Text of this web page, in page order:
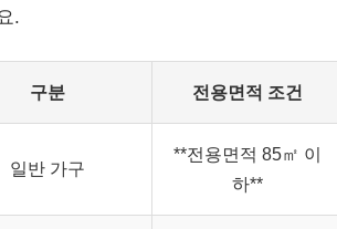
.
구분 전용면적 조건
일반 가구
**전용면적 85㎡ 이
하**